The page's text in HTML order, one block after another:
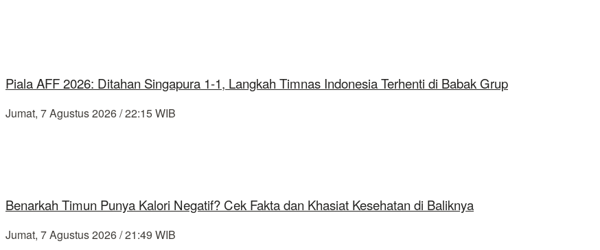
Piala AFF 2026: Ditahan Singapura 1-1, Langkah Timnas Indonesia Terhenti di Babak Grup
Jumat, 7 Agustus 2026 / 22:15 WIB
Benarkah Timun Punya Kalori Negatif? Cek Fakta dan Khasiat Kesehatan di Baliknya
Jumat, 7 Agustus 2026 / 21:49 WIB